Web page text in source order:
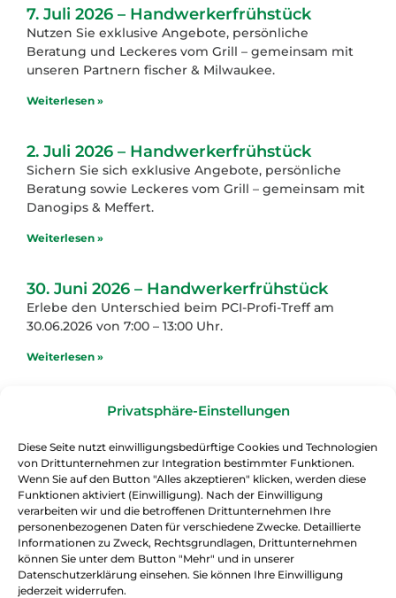
Privatsphäre-Einstellungen
Diese Seite nutzt einwilligungsbedürftige Cookies und Technologien
von Drittunternehmen zur Integration bestimmter Funktionen.
Wenn Sie auf den Button "Alles akzeptieren" klicken, werden diese
Funktionen aktiviert (Einwilligung). Nach der Einwilligung
verarbeiten wir und die betroffenen Drittunternehmen Ihre
personenbezogenen Daten für verschiedene Zwecke. Detaillierte
Informationen zu Zweck, Rechtsgrundlagen, Drittunternehmen
können Sie unter dem Button "Mehr" und in unserer
Datenschutzerklärung einsehen. Sie können Ihre Einwilligung
jederzeit widerrufen.
7. Juli 2026 – Handwerkerfrühstück
Nutzen Sie exklusive Angebote, persönliche
Beratung und Leckeres vom Grill – gemeinsam mit
unseren Partnern fischer & Milwaukee.
Weiterlesen »
2. Juli 2026 – Handwerkerfrühstück
Sichern Sie sich exklusive Angebote, persönliche
Beratung sowie Leckeres vom Grill – gemeinsam mit
Danogips & Meffert.
Weiterlesen »
30. Juni 2026 – Handwerkerfrühstück
Erlebe den Unterschied beim PCI-Profi-Treff am
30.06.2026 von 7:00 – 13:00 Uhr.
Weiterlesen »
9. Juni 2026 – Handwerkertag
Systemlösungen, Austausch und starke Angebote für
Fliesenprofis.
Weiterlesen »
18. Mai 2026 – Handwerkerfrühstück
Erlebe den Unterschied beim PCI-Profi-Treff am
18.05.2026 von 7:00 – 13:00 Uhr.